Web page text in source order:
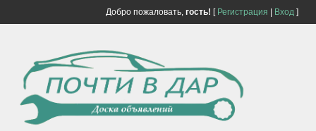
Добро пожаловать, гость! [ Регистрация Вход]